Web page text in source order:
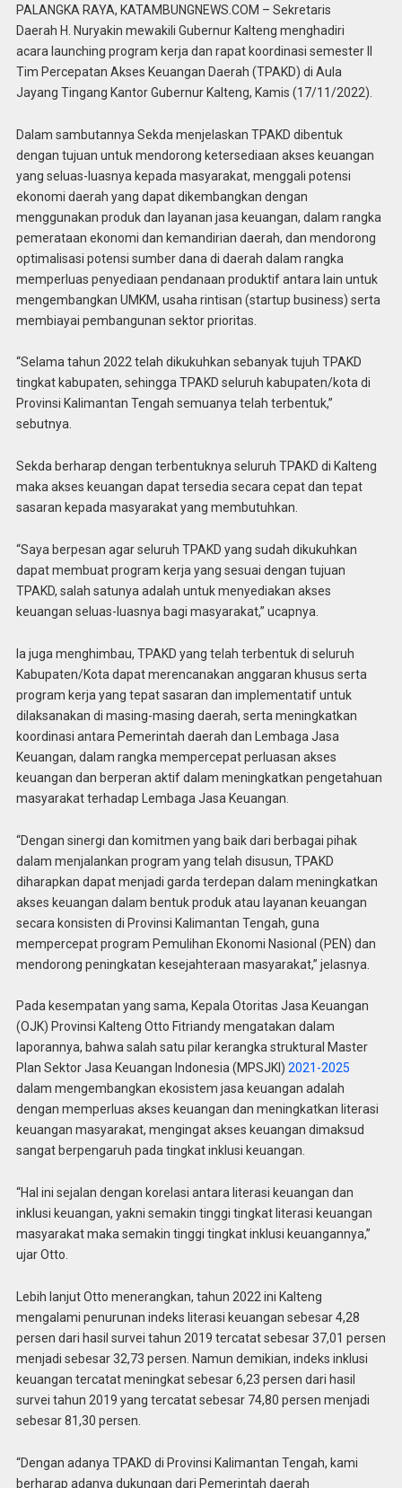
PALANGKA RAYA, KATAMBUNGNEWS.COM – Sekretaris
Daerah H. Nuryakin mewakili Gubernur Kalteng menghadiri
acara launching program kerja dan rapat koordinasi semester II
Tim Percepatan Akses Keuangan Daerah (TPAKD) di Aula
Jayang Tingang Kantor Gubernur Kalteng, Kamis (17/11/2022).
Dalam sambutannya Sekda menjelaskan TPAKD dibentuk
dengan tujuan untuk mendorong ketersediaan akses keuangan
yang seluas-luasnya kepada masyarakat, menggali potensi
ekonomi daerah yang dapat dikembangkan dengan
menggunakan produk dan layanan jasa keuangan, dalam rangka
pemerataan ekonomi dan kemandirian daerah, dan mendorong
optimalisasi potensi sumber dana di daerah dalam rangka
memperluas penyediaan pendanaan produktif antara lain untuk
mengembangkan UMKM, usaha rintisan (startup business) serta
membiayai pembangunan sektor prioritas.
“Selama tahun 2022 telah dikukuhkan sebanyak tujuh TPAKD
tingkat kabupaten, sehingga TPAKD seluruh kabupaten/kota di
Provinsi Kalimantan Tengah semuanya telah terbentuk,”
sebutnya.
Sekda berharap dengan terbentuknya seluruh TPAKD di Kalteng
maka akses keuangan dapat tersedia secara cepat dan tepat
sasaran kepada masyarakat yang membutuhkan.
“Saya berpesan agar seluruh TPAKD yang sudah dikukuhkan
dapat membuat program kerja yang sesuai dengan tujuan
TPAKD, salah satunya adalah untuk menyediakan akses
keuangan seluas-luasnya bagi masyarakat,” ucapnya.
Ia juga menghimbau, TPAKD yang telah terbentuk di seluruh
Kabupaten/Kota dapat merencanakan anggaran khusus serta
program kerja yang tepat sasaran dan implementatif untuk
dilaksanakan di masing-masing daerah, serta meningkatkan
koordinasi antara Pemerintah daerah dan Lembaga Jasa
Keuangan, dalam rangka mempercepat perluasan akses
keuangan dan berperan aktif dalam meningkatkan pengetahuan
masyarakat terhadap Lembaga Jasa Keuangan.
“Dengan sinergi dan komitmen yang baik dari berbagai pihak
dalam menjalankan program yang telah disusun, TPAKD
diharapkan dapat menjadi garda terdepan dalam meningkatkan
akses keuangan dalam bentuk produk atau layanan keuangan
secara konsisten di Provinsi Kalimantan Tengah, guna
mempercepat program Pemulihan Ekonomi Nasional (PEN) dan
mendorong peningkatan kesejahteraan masyarakat,” jelasnya.
Pada kesempatan yang sama, Kepala Otoritas Jasa Keuangan
(OJK) Provinsi Kalteng Otto Fitriandy mengatakan dalam
laporannya, bahwa salah satu pilar kerangka struktural Master
Plan Sektor Jasa Keuangan Indonesia (MPSJKI) 2021-2025
dalam mengembangkan ekosistem jasa keuangan adalah
dengan memperluas akses keuangan dan meningkatkan literasi
keuangan masyarakat, mengingat akses keuangan dimaksud
sangat berpengaruh pada tingkat inklusi keuangan.
“Hal ini sejalan dengan korelasi antara literasi keuangan dan
inklusi keuangan, yakni semakin tinggi tingkat literasi keuangan
masyarakat maka semakin tinggi tingkat inklusi keuangannya,”
ujar Otto.
Lebih lanjut Otto menerangkan, tahun 2022 ini Kalteng
mengalami penurunan indeks literasi keuangan sebesar 4,28
persen dari hasil survei tahun 2019 tercatat sebesar 37,01 persen
menjadi sebesar 32,73 persen. Namun demikian, indeks inklusi
keuangan tercatat meningkat sebesar 6,23 persen dari hasil
survei tahun 2019 yang tercatat sebesar 74,80 persen menjadi
sebesar 81,30 persen.
“Dengan adanya TPAKD di Provinsi Kalimantan Tengah, kami
berharap adanya dukungan dari Pemerintah daerah